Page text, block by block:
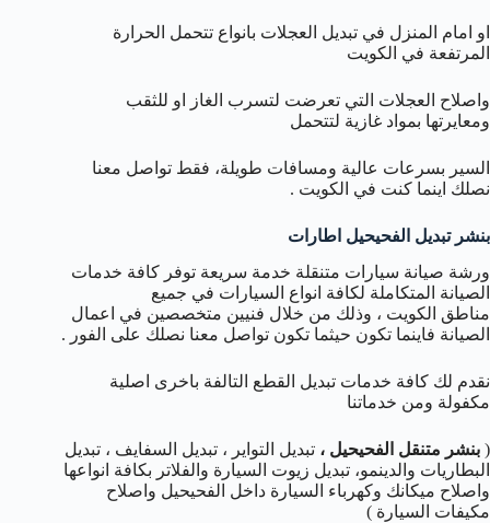
او امام المنزل في تبديل العجلات بانواع تتحمل الحرارة
المرتفعة في الكويت
واصلاح العجلات التي تعرضت لتسرب الغاز او للثقب
ومعايرتها بمواد غازية لتتحمل
السير بسرعات عالية ومسافات طويلة، فقط تواصل معنا
نصلك اينما كنت في الكويت .
بنشر تبديل الفحيحيل اطارات
ورشة صيانة سيارات متنقلة خدمة سريعة توفر كافة خدمات
الصيانة المتكاملة لكافة انواع السيارات في جميع
مناطق الكويت ، وذلك من خلال فنيين متخصصين في اعمال
الصيانة فاينما تكون حيثما تكون تواصل معنا نصلك على الفور .
نقدم لك كافة خدمات تبديل القطع التالفة باخرى اصلية
مكفولة ومن خدماتنا
( بنشر متنقل الفحيحيل ، تبديل التواير ، تبديل السفايف ، تبديل
البطاريات والدينمو، تبديل زيوت السيارة والفلاتر بكافة انواعها
واصلاح ميكانك وكهرباء السيارة داخل الفحيحيل واصلاح
مكيفات السيارة )